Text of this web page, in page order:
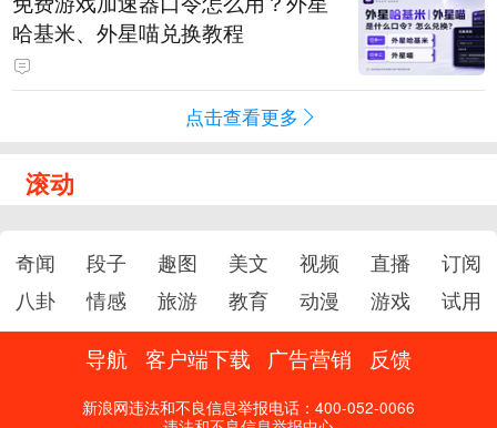
哈基米、外星喵兑换教程
点击查看更多
滚动
奇闻 段子 趣图 美文 视频 直播
订阅
八卦
情感 旅游 教育 动漫 游戏 试用
导航 客户端下载 广告营销 反馈
新浪网违法和不良信息举报电话：400-052-0066